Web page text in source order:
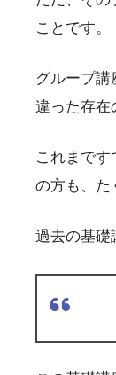
ことです。
グループ
違った存在
これまで
の方も、た
過去の基礎